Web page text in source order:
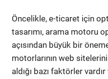
Öncelikle, e-ticaret için
tasarımı, arama motoru
açısından büyük bir
motorlarının web
aldığı bazı faktörler